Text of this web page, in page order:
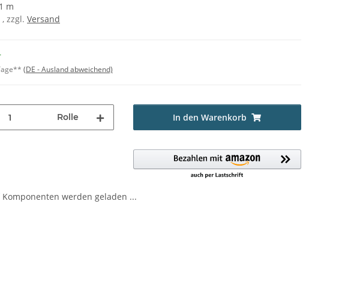
m
zzgl. Versand
(DE - Ausland abweichend)
Rolle In den Warenkorb
Komponenten werden geladen ...